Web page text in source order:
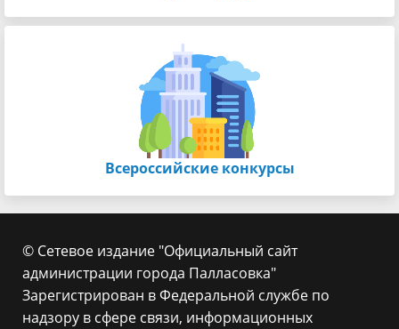
Всероссийские конкурсы
© Сетевое издание "Официальный сайт
администрации города Палласовка"
Зарегистрирован в Федеральной службе по
надзору в сфере связи, информационных